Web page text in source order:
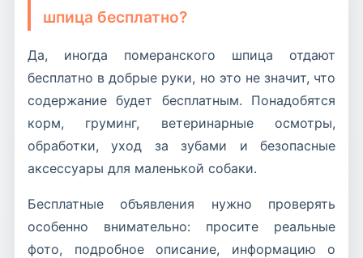
шпица бесплатно?
Да, иногда померанского шпица отдают
бесплатно в добрые руки, но это не значит, что
содержание будет бесплатным. Понадобятся
корм, груминг, ветеринарные осмотры,
обработки, уход за зубами и безопасные
аксессуары для маленькой собаки.
Бесплатные объявления нужно проверять
особенно внимательно: просите реальные
фото, подробное описание, информацию о